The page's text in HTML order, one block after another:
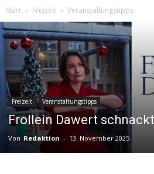
Start Freizeit Veranstaltungstipps
Freizeit Veranstaltungstipps
Frollein Dawert schnackt
Von Redaktion - 13. November 2025